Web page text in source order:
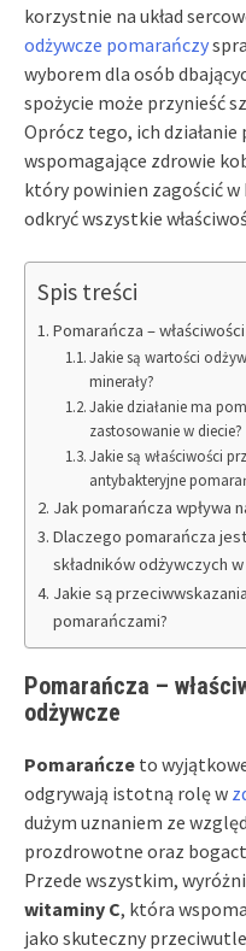
korzystnie na układ
odżywcze pomarańczy
wyborem dla osób
spożycie może przynieść
Oprócz tego, ich
wspomagające zdrowie
który powinien zagościć w
odkryć wszystkie
Spis treści
Pomarańcza –
Jakie są wartości
minerały?
Jakie działanie ma
zastosowanie w diecie?
Jakie są właściwości
antybakteryjne
Jak pomarańcza wpływa
Dlaczego pomarańcza
składników odżywczych
Jakie są
pomarańczami?
Pomarańcza –
odżywcze
Pomarańcze to
odgrywają istotną rolę w
dużym uznaniem ze
prozdrowotne oraz
Przede wszystkim,
witaminy C, która
jako skuteczny